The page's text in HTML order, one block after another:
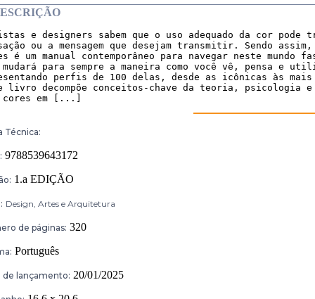
e designers sabem que o uso adequado da cor pode
ou a mensagem que desejam transmitir. Sendo
é um manual contemporâneo para navegar neste mundo
mudará para sempre a maneira como você vê, pensa e
perfis de 100 delas, desde as icônicas às
livro decompõe conceitos-chave da teoria, psicologia
cores em [...]
Técnica:
9788539643172
1.a EDIÇÃO
Design, Artes e Arquitetura
de páginas: 320
Português
de lançamento: 20/01/2025